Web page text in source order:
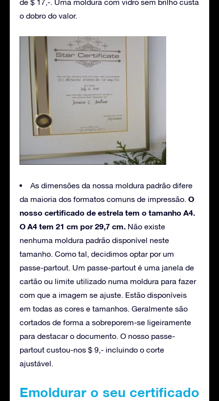
de $ 17,-. Uma moldura com vidro sem brilho custa
o dobro do valor.
As dimensões da nossa moldura padrão difere
da maioria dos formatos comuns de impressão. O
nosso certificado de estrela tem o tamanho A4.
O A4 tem 21 cm por 29,7 cm. Não existe
nenhuma moldura padrão disponível neste
tamanho. Como tal, decidimos optar por um
passe-partout. Um passe-partout é uma janela de
cartão ou limite utilizado numa moldura para fazer
com que a imagem se ajuste. Estão disponíveis
em todas as cores e tamanhos. Geralmente são
cortados de forma a sobreporem-se ligeiramente
para destacar o documento. O nosso passe-
partout custou-nos $ 9,- incluindo o corte
ajustável.
Emoldurar o seu certificado